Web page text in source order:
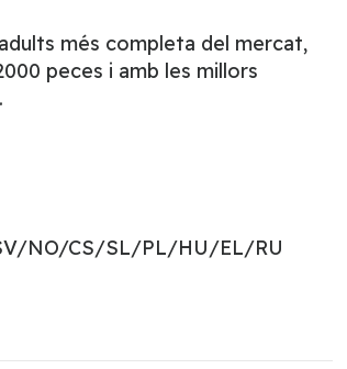
més completa del mercat,
peces i amb les millors
NO/CS/SL/PL/HU/EL/RU